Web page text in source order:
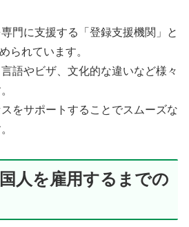
門に支援する「登録支援機関」と
られています。
語やビザ、文化的な違いなど様々
をサポートすることでスムーズな
人を雇用するまでの